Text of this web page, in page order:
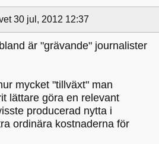
30 jul, 2012 12:37
är "grävande" journalister
mycket "tillväxt" man
lättare göra en relevant
producerad nytta i
ordinära kostnaderna för